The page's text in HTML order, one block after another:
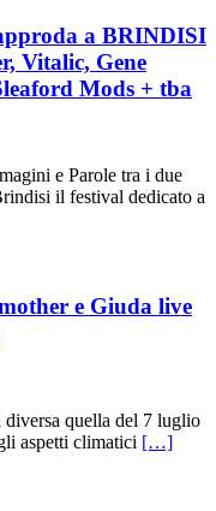
a BRINDISI
Vitalic, Gene
Mods + tba
e Parole tra i due
il festival dedicato a
e Giuda live
diversa quella del 7 luglio
aspetti climatici […]